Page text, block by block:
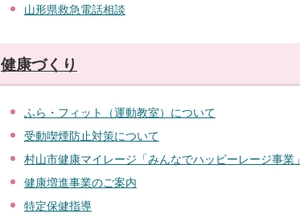
山形県救急電話相談
健康づくり
ふら・フィット（運動教室）について
受動喫煙防止対策について
村山市健康マイレージ「みんなでハッピーレージ事業」
健康増進事業のご案内
特定保健指導